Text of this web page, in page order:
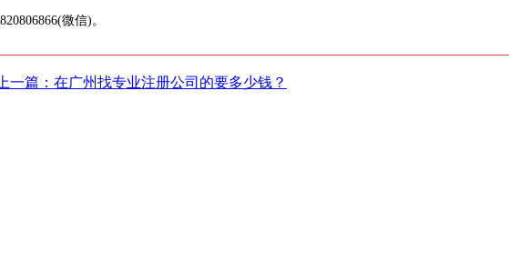
微信)。
上一篇：在广州找专业注册公司的要多少钱？